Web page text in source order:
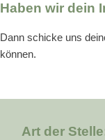
Haben wir dein
Dann schicke uns
können.
Art der